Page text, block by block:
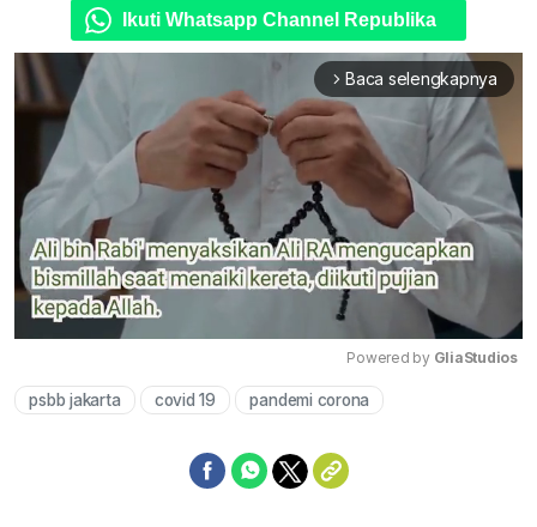
Ikuti Whatsapp Channel Republika
arrow_forward_ios Baca selengkapnya
Powered by GliaStudios
psbb jakarta covid 19 pandemi corona